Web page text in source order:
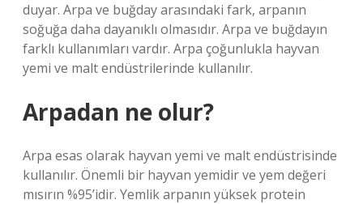
duyar. Arpa ve buğday arasındaki fark, arpanın
soğuğa daha dayanıklı olmasıdır. Arpa ve buğdayın
farklı kullanımları vardır. Arpa çoğunlukla hayvan
yemi ve malt endüstrilerinde kullanılır.
Arpadan ne olur?
Arpa esas olarak hayvan yemi ve malt endüstrisinde
kullanılır. Önemli bir hayvan yemidir ve yem değeri
mısırın %95’idir. Yemlik arpanın yüksek protein